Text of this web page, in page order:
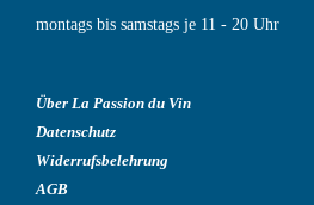
montags bis samstags je 11 - 20 Uhr
Über La Passion du Vin
Datenschutz
Widerrufsbelehrung
AGB